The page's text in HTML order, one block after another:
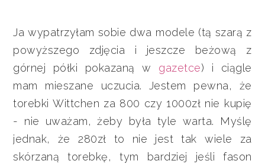
Ja wypatrzyłam sobie dwa modele (tą szarą z
powyższego zdjęcia i jeszcze beżową z
górnej półki pokazaną w gazetce) i ciągle
mam mieszane uczucia. Jestem pewna, że
torebki Wittchen za 800 czy 1000zł nie kupię
- nie uważam, żeby była tyle warta. Myślę
jednak, że 280zł to nie jest tak wiele za
skórzaną torebkę, tym bardziej jeśli fason